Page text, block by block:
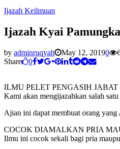
Ijazah Keilmuan
Ijazah Kyai
by adminruqyah May 12, 20190
Share
0
ILMU PELET PENGASIH
Kami akan mengijazahkan salah
Ajian ini dapat membuat orang
COCOK DIAMALKAN PRIA
Ilmu ini cocok sekali bagi pria